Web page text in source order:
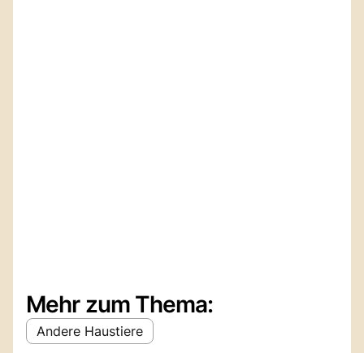
Mehr zum Thema:
Andere Haustiere